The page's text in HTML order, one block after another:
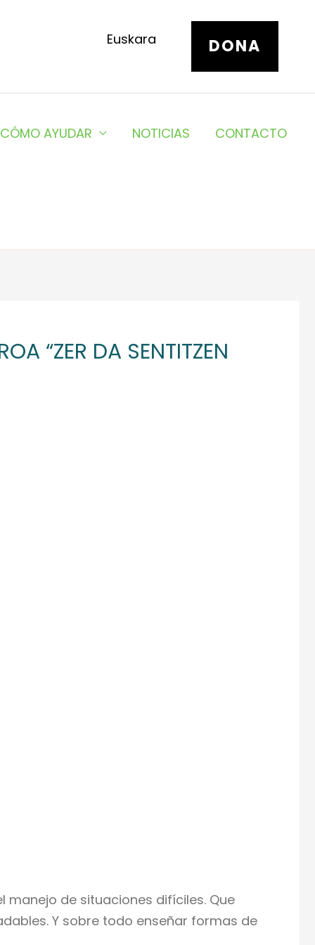
Euskara DONA
CÓMO AYUDAR NOTICIAS CONTACTO
“ZER DA SENTITZEN
de situaciones difíciles. Que
Y sobre todo enseñar formas de